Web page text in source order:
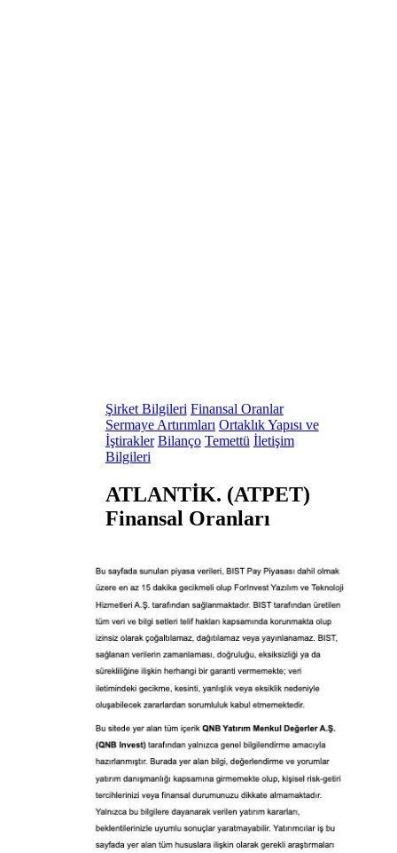
Şirket Bilgileri Finansal Oranlar
Sermaye Artırımları Ortaklık Yapısı ve
İştirakler Bilanço Temettü İletişim
Bilgileri
ATLANTİK. (ATPET)
Finansal Oranları